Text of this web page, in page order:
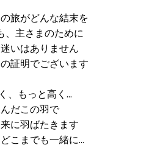
旅がどんな結末を
、主さまのために
いはありません
証明でございます
、もっと高く…
だこの羽で
に羽ばたきます
こまでも一緒に…